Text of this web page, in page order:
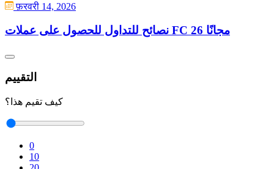
फ़रवरी 14, 2026
نصائح للتداول للحصول على عملات FC 26 مجانًا
التقييم
كيف تقيم هذا؟
0
10